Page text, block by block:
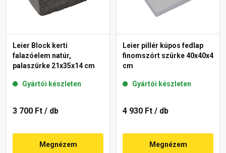
Leier Block kerti
falazóelem natúr,
palaszürke 21x35x14 cm
Gyártói készleten
3 700 Ft / db
Megnézem
Leier pillér kúpos fedlap
finomszórt szürke 40x40x4
cm
Gyártói készleten
4 930 Ft / db
Megnézem